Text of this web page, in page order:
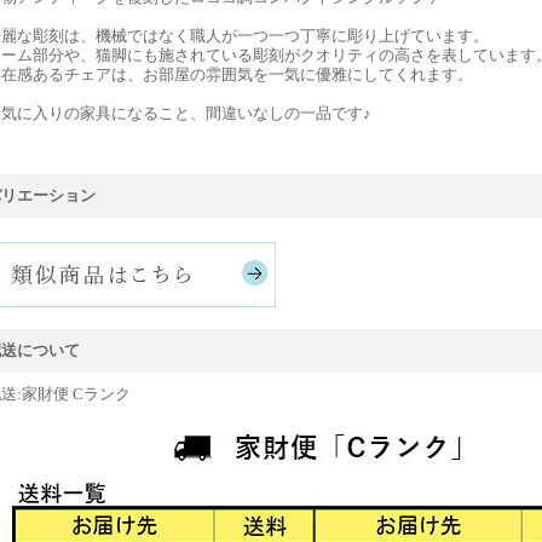
な彫刻は、機械ではなく職人が一つ一つ丁寧に彫り上げています。
ム部分や、猫脚にも施されている彫刻がクオリティの高さを表しています
感あるチェアは、お部屋の雰囲気を一気に優雅にしてくれます。
に入りの家具になること、間違いなしの一品です♪
エーション
について
:家財便 Cランク